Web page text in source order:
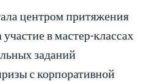
центром притяжения
в мастер-классах
заданий
с корпоративной